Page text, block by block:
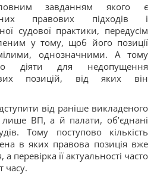
завданням якого є
правових підходів і
судової практики, передусім
у тому, щоб його позиції
однозначними. А тому
діяти для недопущення
позицій, від яких він
від раніше викладеного
лише ВП, а й палати, об’єднані
Тому поступово кількість
в яких правова позиція вже
а перевірка її актуальності часто
часу.